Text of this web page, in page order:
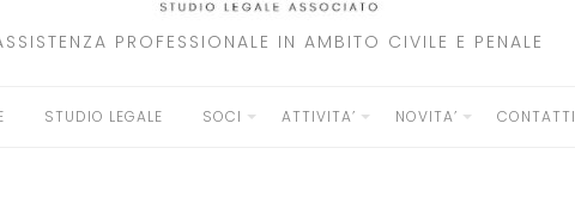
PROFESSIONALE IN AMBITO CIVILE E PENALE
STUDIO LEGALE SOCI ATTIVITA’ NOVITA’ CONTATTI